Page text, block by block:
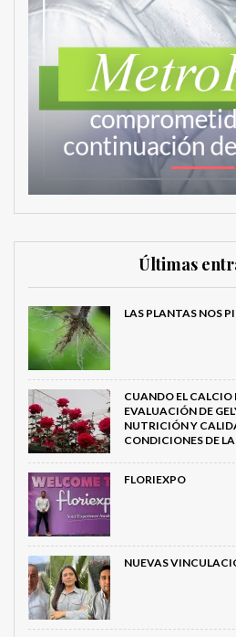
Últimas
LAS PLANTAS NOS
CUANDO EL
EVALUACIÓN DE
NUTRICIÓN Y
CONDICIONES DE
FLORIEXPO
NUEVAS